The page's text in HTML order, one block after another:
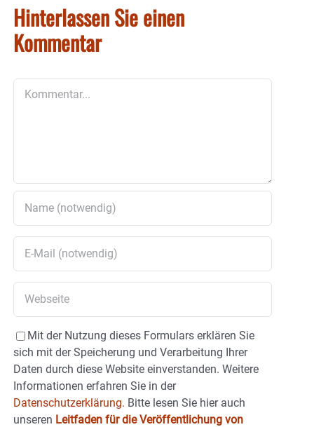
Hinterlassen Sie einen
Kommentar
Mit der Nutzung dieses Formulars erklären Sie
sich mit der Speicherung und Verarbeitung Ihrer
Daten durch diese Website einverstanden. Weitere
Informationen erfahren Sie in der
Datenschutzerklärung. Bitte lesen Sie hier auch
unseren Leitfaden für die Veröffentlichung von